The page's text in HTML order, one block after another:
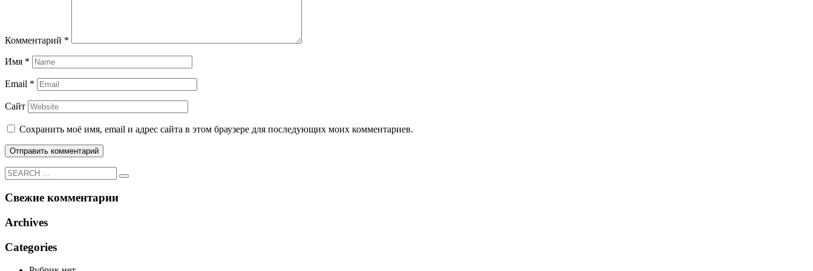
Комментарий *
Имя *
Email *
Сайт
Сохранить моё имя, email и адрес сайта в этом браузере для последующих моих комментариев.
Свежие комментарии
Archives
Categories